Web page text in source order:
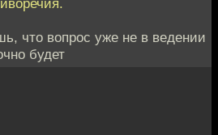
что вопрос уже не в ведении
будет